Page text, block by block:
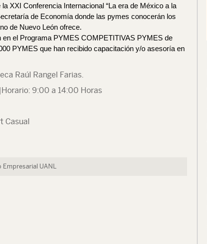
XXI Conferencia Internacional “La era de México a la
de Economía donde las pymes conocerán los
de Nuevo León ofrece.
en el Programa PYMES COMPETITIVAS PYMES de
PYMES que han recibido capacitación y/o asesoría en
Raúl Rangel Farias.
9:00 a 14:00 Horas
Casual
Empresarial UANL